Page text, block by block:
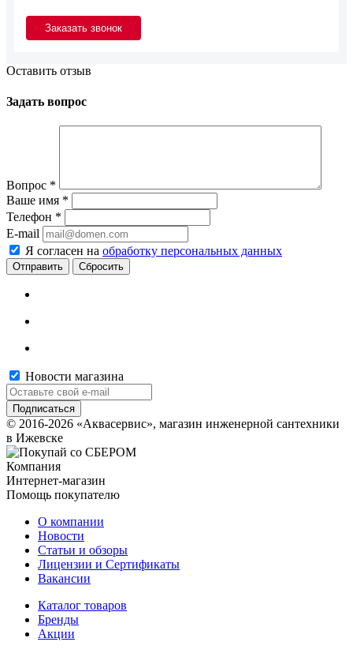
Оставить отзыв
Задать вопрос
Вопрос *
Ваше имя *
Телефон *
E-mail
Я согласен на обработку персональных данных
Сбросить
Новости магазина
© 2016-2026 «Аквасервис», магазин инженерной сантехники
в Ижевске
Компания
Интернет-магазин
Помощь покупателю
О компании
Новости
Статьи и обзоры
Лицензии и Сертификаты
Вакансии
Каталог товаров
Бренды
Акции